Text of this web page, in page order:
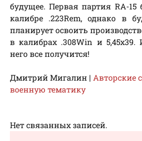
будущее. Первая партия RA-15
калибре .223Rem, однако в
планирует освоить
в калибрах .308Win и
него все получится!
Дмитрий Мигалин | Авторские
военную тематику
Нет связанных записей.